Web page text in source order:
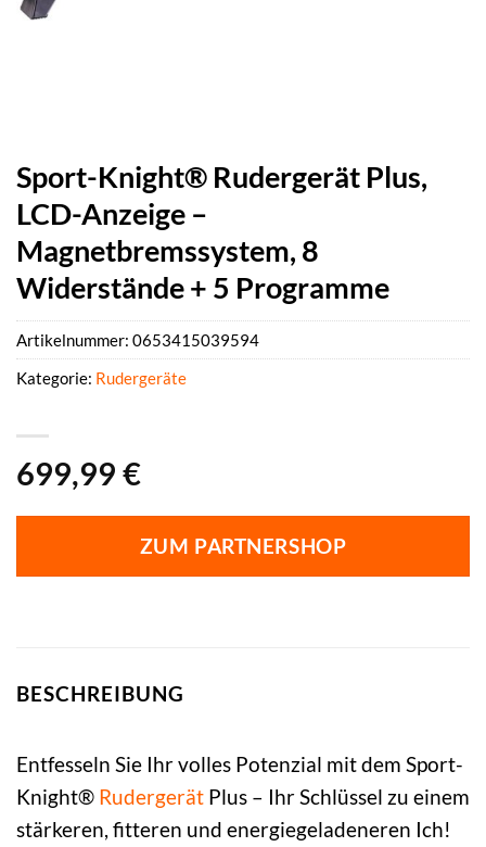
Sport-Knight® Rudergerät Plus,
LCD-Anzeige –
Magnetbremssystem, 8
Widerstände + 5 Programme
699,99 €
ZUM PARTNERSHOP
Artikelnummer: 0653415039594
Kategorie: Rudergeräte
BESCHREIBUNG
Entfesseln Sie Ihr volles Potenzial mit dem Sport-
Knight® Rudergerät Plus – Ihr Schlüssel zu einem
stärkeren, fitteren und energiegeladeneren Ich!